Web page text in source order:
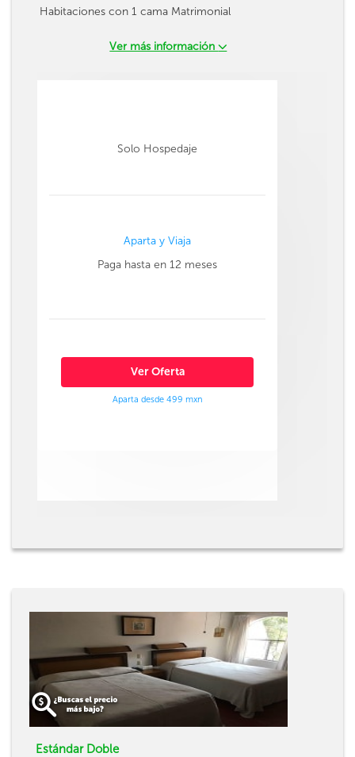
Habitaciones con 1 cama Matrimonial
Ver más información
Solo Hospedaje
Aparta y Viaja
Paga hasta en 12 meses
Ver Oferta
Aparta desde 499 mxn
Estándar Doble